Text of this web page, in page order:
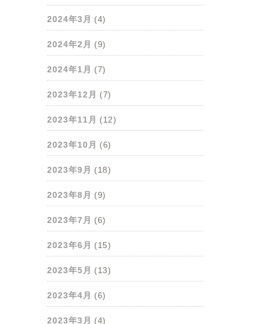
2024年3月 (4)
2024年2月 (9)
2024年1月 (7)
2023年12月 (7)
2023年11月 (12)
2023年10月 (6)
2023年9月 (18)
2023年8月 (9)
2023年7月 (6)
2023年6月 (15)
2023年5月 (13)
2023年4月 (6)
2023年3月 (4)